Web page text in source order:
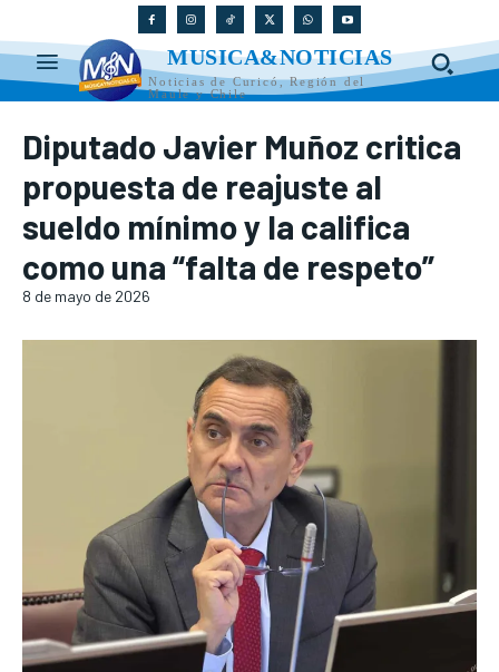
MUSICA&NOTICIAS
Noticias de Curicó, Región del
Maule y Chile
Diputado Javier Muñoz critica
propuesta de reajuste al
sueldo mínimo y la califica
como una “falta de respeto”
8 de mayo de 2026